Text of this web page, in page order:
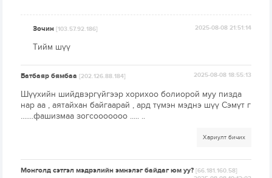
Зочин[103.57.92.186] 2025-08-08 21:51:14
Тийм шүү
Батбаяр бямбаа[202.126.88.184] 2025-08-08 18:55:13
Шүүхийн шийдвэргүйгээр хорихоо болиорой муу пизда
нар аа , аятайхан байгаарай , ард түмэн мэднэ шүү Сэмүт г
.......фашизмаа зогсооооооо ..... ..
Хариулт бичих
Монголд сэтгэл мэдрэлийн эмнэлэг байдаг юм уу?[66.181.160.58]